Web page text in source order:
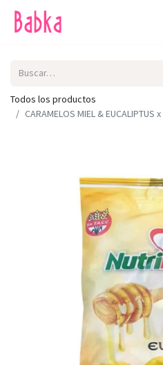
Todos los productos
CARAMELOS MIEL & EUCALIPTUS